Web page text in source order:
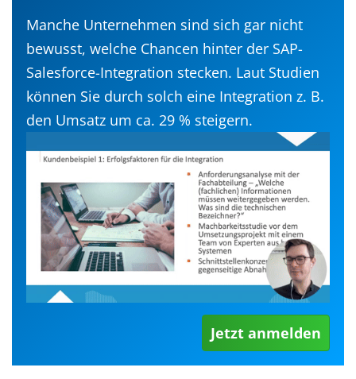
Manche Unternehmen sind sich gar nicht
bewusst, welche Chancen hinter der SAP-
Salesforce-Integration stecken. Laut Studien
können Sie durch solch eine Integration z. B.
den Umsatz um ca. 29 % steigern.
Jetzt anmelden